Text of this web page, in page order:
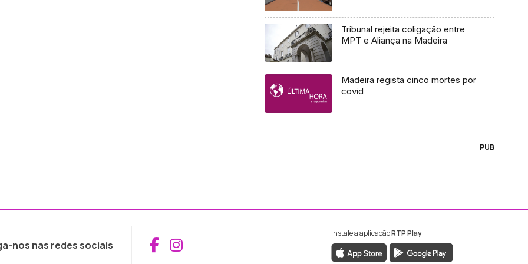
Tribunal rejeita coligação entre
MPT e Aliança na Madeira
Madeira regista cinco mortes por
covid
PUB
nos nas redes sociais Aceder ao Facebook da RTP Madeira
Aceder ao Instagram da RTP Madeira
Instale a aplicaçãoRTP Play